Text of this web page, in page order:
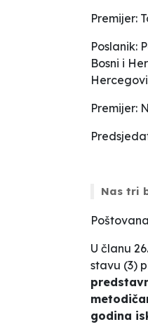
Premijer:
Poslanik:
Bosni i
Premijer:
Nas tri
U članu
stavu (3)
godina